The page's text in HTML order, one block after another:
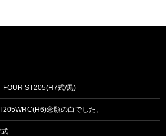
FOUR ST205(H7式/黒)
念願の白でした。
式